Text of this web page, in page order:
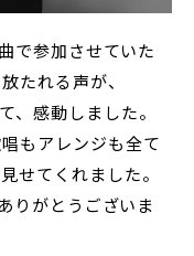
で参加させていた
たれる声が、
、感動しました。
もアレンジも全て
せてくれました。
りがとうございま